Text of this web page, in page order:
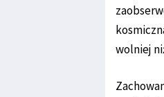
wolniej